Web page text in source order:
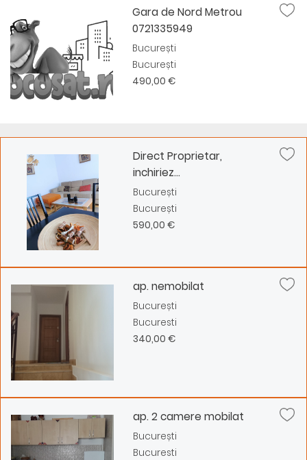
Gara de Nord Metrou
0721335949
București
București
490,00 €
Direct Proprietar,
inchiriez...
București
București
590,00 €
ap. nemobilat
București
Bucuresti
340,00 €
ap. 2 camere mobilat
București
Bucuresti